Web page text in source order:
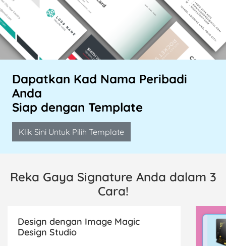
Dapatkan Kad Nama Peribadi
Anda
Siap dengan Template
Klik Sini Untuk Pilih Template
Reka Gaya Signature Anda dalam 3
Cara!
Design dengan Image Magic
Design Studio